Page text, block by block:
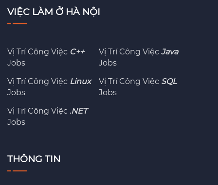
VIỆC LÀM Ở HÀ NỘI
Vị Trí Công Việc C++
Jobs
Vị Trí Công ViệcJava
Jobs
Vị Trí Công Việc Linux
Jobs
Vị Trí Công Việc SQL
Jobs
Vị Trí Công Việc .NET
Jobs
THÔNG TIN